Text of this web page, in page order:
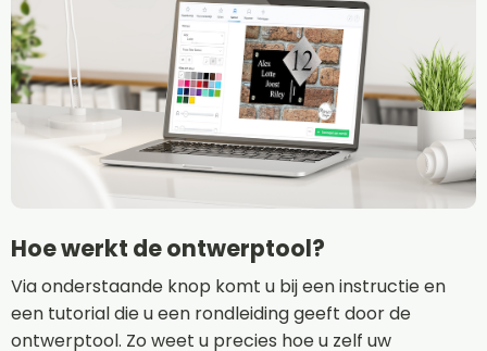
Hoe werkt de ontwerptool?
Via onderstaande knop komt u bij een instructie en
een tutorial die u een rondleiding geeft door de
ontwerptool. Zo weet u precies hoe u zelf uw